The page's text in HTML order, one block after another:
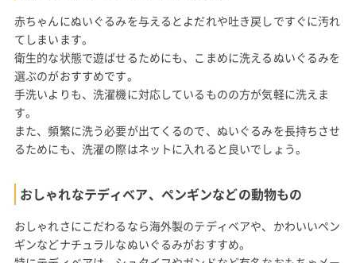
赤ちゃんにぬいぐるみを与えるとよだれや吐き戻しですぐに汚れ
てしまいます。
衛生的な状態で遊ばせるためにも、こまめに洗えるぬいぐるみを
選ぶのがおすすめです。
手洗いよりも、洗濯機に対応しているものの方が気軽に洗えま
す。
また、頻繁に洗う必要が出てくるので、ぬいぐるみを長持ちさせ
るためにも、洗濯の際はネットに入れると良いでしょう。
おしゃれなテディベア、ペンギンなどの動物もの
おしゃれさにこだわるなら海外製のテディベアや、かわいいペン
ギンなどナチュラルなぬいぐるみがおすすめ。